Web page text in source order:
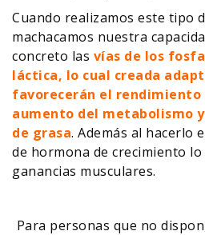
Cuando realizamos este tipo
machacamos nuestra
concreto las vías de los
láctica, lo cual creada
favorecerán el
aumento del metabolismo
de grasa. Además al hacerlo
de hormona de crecimiento
ganancias musculares.
Para personas que no